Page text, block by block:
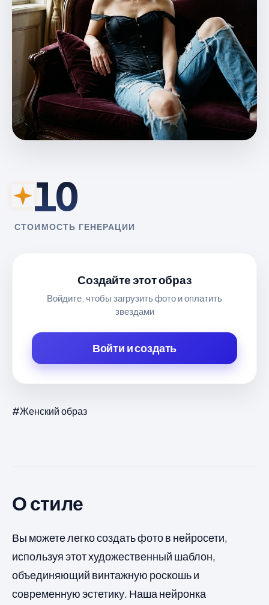
10
СТОИМОСТЬ ГЕНЕРАЦИИ
Создайте этот образ
Войдите, чтобы загрузить фото и оплатить
звездами
Войти и создать
#Женский образ
О стиле
Вы можете легко создать фото в нейросети,
используя этот художественный шаблон,
объединяющий винтажную роскошь и
современную эстетику. Наша нейронка